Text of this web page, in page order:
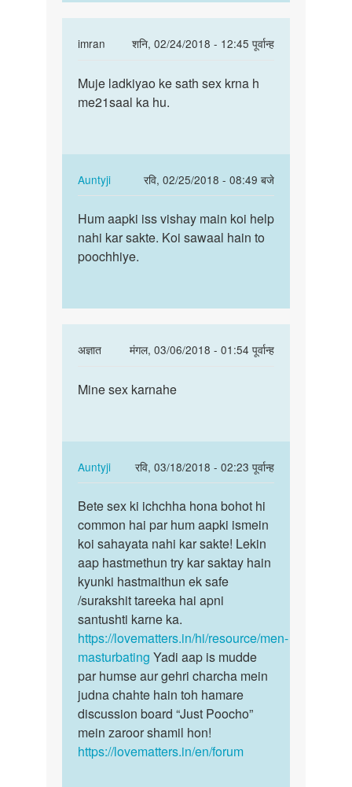
imran
शनि, 02/24/2018 - 12:45 पूर्वान्ह
to
Hello
apki
kya
by
Auntyji
Muje
ladkiyao
sex…
Muje ladkiyao ke sath sex krna h
me21saal ka hu.
Auntyji
रवि, 02/25/2018 - 08:49 बजे
In
reply
to
Muje
ladkiyao
sex…
by
imran
Hum
aapki
iss
Hum aapki iss vishay main koi help
nahi kar sakte. Koi sawaal hain to
poochhiye.
अज्ञात
मंगल, 03/06/2018 - 01:54 पूर्वान्ह
In
to
Hum
apki
kya
by
Auntyji
Mine
Mine sex karnahe
Auntyji
रवि, 03/18/2018 - 02:23 पूर्वान्ह
In
reply
to
Mine
sex
karnahe
by
अज्ञात
Bete
sex
ki
ichchha
hona…
Bete sex ki ichchha hona bohot hi
common hai par hum aapki ismein
koi sahayata nahi kar sakte! Lekin
aap hastmethun try kar saktay hain
kyunki hastmaithun ek safe
/surakshit tareeka hai apni
santushti karne ka.
https://lovematters.in/hi/resource/men-
masturbating Yadi aap is mudde
par humse aur gehri charcha mein
judna chahte hain toh hamare
discussion board “Just Poocho”
mein zaroor shamil hon!
https://lovematters.in/en/forum